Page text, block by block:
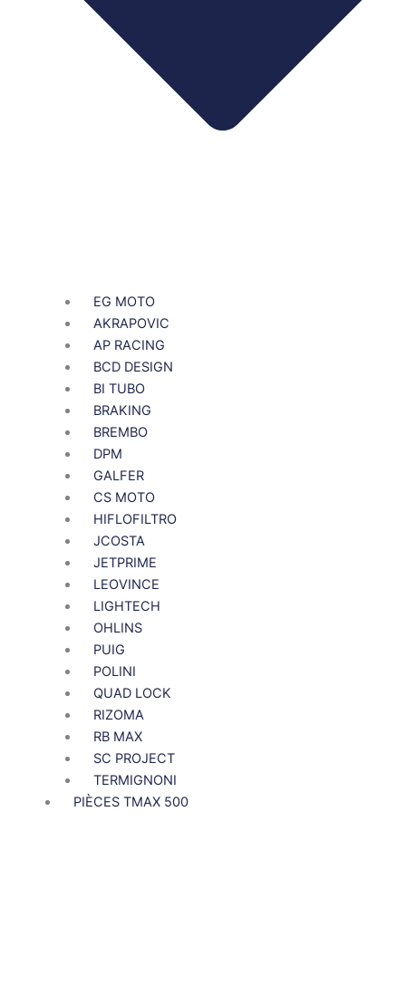
EG MOTO
AKRAPOVIC
AP RACING
BCD DESIGN
BI TUBO
BRAKING
BREMBO
DPM
GALFER
CS MOTO
HIFLOFILTRO
JCOSTA
JETPRIME
LEOVINCE
LIGHTECH
OHLINS
PUIG
POLINI
QUAD LOCK
RIZOMA
RB MAX
SC PROJECT
TERMIGNONI
PIÈCES TMAX 500